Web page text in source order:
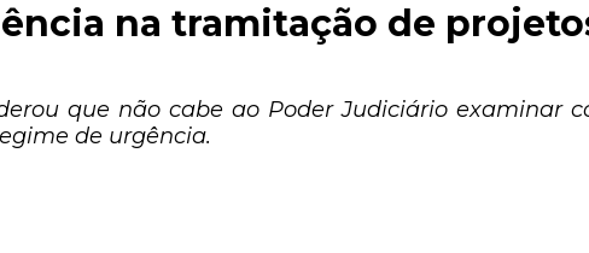
na tramitação de
que não cabe ao Poder Judiciário examinar
de urgência.